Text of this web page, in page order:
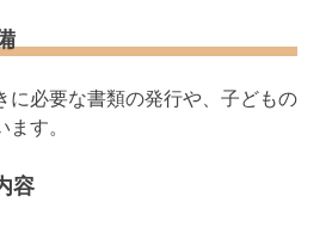
に必要な書類の発行や、子どもの
す。
容